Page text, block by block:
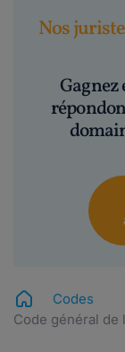
Nos
Gagnez
Codes
Code général